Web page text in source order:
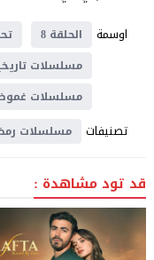
اوسمة
الحلقة 8
مسلسلات
مسلسلات
تصنيفات مسلسلات رمضان
قد تود مشاهدة :